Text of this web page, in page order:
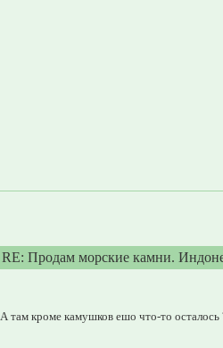
RE: Продам морские камни.
А там кроме камушков ешо что-то осталось